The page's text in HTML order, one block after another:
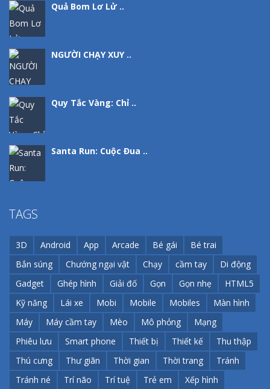
Quả Bom Lơ Lử ..
NGƯỜI CHẠY XUY ..
Quy Tắc Vàng: Chỉ ..
Santa Run: Cuộc Đua ..
TAGS
3D Android App Arcade Bé gái
Bé trai
Bắn súng
Chướng ngại vật Chạy cầm tay
Di động
Gadget
Ghép hình Giải đố Gọn Gọn nhẹ
HTML5
Kỹ năng
Lái xe Mobi Mobile Mobiles
Màn hình
Máy
Máy cầm tay Mèo Mô phỏng
Mạng
Phiêu lưu
Smart phone Thiết bị Thiết kế
Thu thập
Thú cưng
Thư giãn Thời gian Thời trang
Tránh
Tránh né
Trí não Trí tuệ Trẻ em Xếp hình